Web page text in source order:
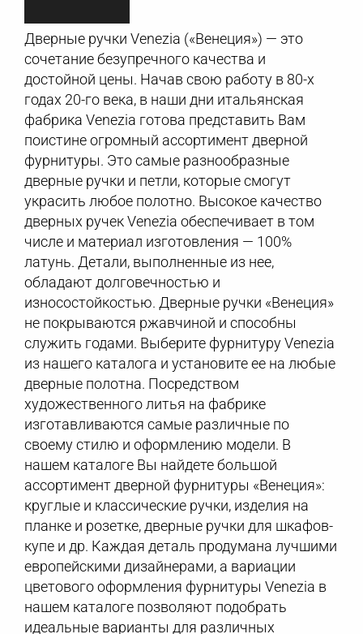
Дверные ручки Venezia («Венеция») — это
сочетание безупречного качества и
достойной цены. Начав свою работу в 80-х
годах 20-го века, в наши дни итальянская
фабрика Venezia готова представить Вам
поистине огромный ассортимент дверной
фурнитуры. Это самые разнообразные
дверные ручки и петли, которые смогут
украсить любое полотно. Высокое качество
дверных ручек Venezia обеспечивает в том
числе и материал изготовления — 100%
латунь. Детали, выполненные из нее,
обладают долговечностью и
износостойкостью. Дверные ручки «Венеция»
не покрываются ржавчиной и способны
служить годами. Выберите фурнитуру Venezia
из нашего каталога и установите ее на любые
дверные полотна. Посредством
художественного литья на фабрике
изготавливаются самые различные по
своему стилю и оформлению модели. В
нашем каталоге Вы найдете большой
ассортимент дверной фурнитуры «Венеция»:
круглые и классические ручки, изделия на
планке и розетке, дверные ручки для шкафов-
купе и др. Каждая деталь продумана лучшими
европейскими дизайнерами, а вариации
цветового оформления фурнитуры Venezia в
нашем каталоге позволяют подобрать
идеальные варианты для различных